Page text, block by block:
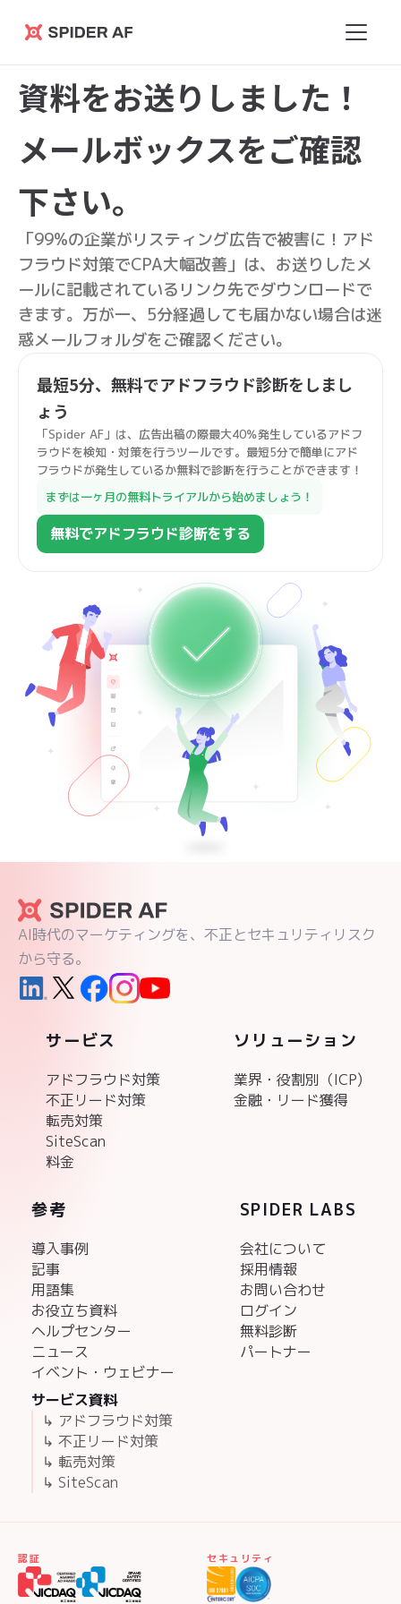
Spider
AF
資料をお送りしました！
メールボックスをご確認
下さい。
「99%の企業がリスティング広告で被害に！アド
フラウド対策でCPA大幅改善」は、お送りしたメ
ールに記載されているリンク先でダウンロードで
きます。万が一、5分経過しても届かない場合は迷
惑メールフォルダをご確認ください。
最短5分、無料でアドフラウド診断をしまし
ょう
「Spider AF」は、広告出稿の際最大40％発生しているアドフ
ラウドを検知・対策を行うツールです。最短5分で簡単にアド
フラウドが発生しているか無料で診断を行うことができます！
まずは一ヶ月の無料トライアルから始めましょう！
無料でアドフラウド診断をする
AI時代のマーケティングを、不正とセキュリティリスク
から守る。
サービス
アドフラウド対策
不正リード対策
転売対策
SiteScan
料金
ソリューション
業界・役割別（ICP)
金融・リード獲得
参考
導入事例
記事
用語集
お役立ち資料
ヘルプセンター
ニュース
イベント・ウェビナー
サービス資料
↳ アドフラウド対策
↳ 不正リード対策
↳ 転売対策
↳ SiteScan
SPIDER LABS
会社について
採用情報
お問い合わせ
ログイン
無料診断
パートナー
認証 セキュリティ